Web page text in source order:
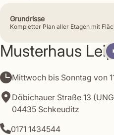
Grundrisse
Kompletter Plan aller Etagen mit
+
−
Musterhaus
Mittwoch bis Sonntag von
Döbichauer Straße 13
04435 Schkeuditz
0171 1434544